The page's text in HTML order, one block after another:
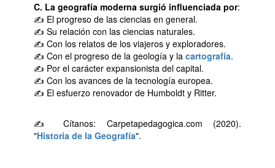
C. La geografía moderna surgió influenciada por:
✍ El progreso de las ciencias en general.
✍ Su relación con las ciencias naturales.
✍ Con los relatos de los viajeros y exploradores.
✍ Con el progreso de la geología y la cartografía.
✍ Por el carácter expansionista del capital.
✍ Con los avances de la tecnología europea.
✍ El esfuerzo renovador de Humboldt y Ritter.
✍ Cítanos: Carpetapedagogica.com (2020).
"Historia de la Geografía".